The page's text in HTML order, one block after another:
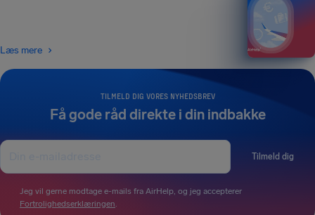
TILMELD DIG VORES NYHEDSBREV
Få gode råd direkte i din indbakke
Tilmeld dig
Jeg vil gerne modtage e-mails fra AirHelp, og jeg accepterer
Fortrolighedserklæringen.
Læs mere